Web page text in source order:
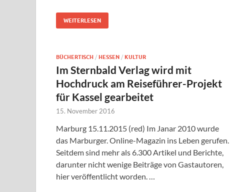
WEITERLESEN
BÜCHERTISCH / HESSEN / KULTUR
Im Sternbald Verlag wird mit
Hochdruck am Reiseführer-Projekt
für Kassel gearbeitet
15. November 2016
Marburg 15.11.2015 (red) Im Janar 2010 wurde
das Marburger. Online-Magazin ins Leben gerufen.
Seitdem sind mehr als 6.300 Artikel und Berichte,
darunter nicht wenige Beiträge von Gastautoren,
hier veröffentlicht worden. …